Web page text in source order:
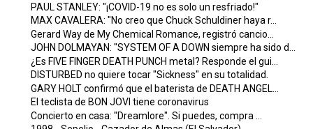
PAUL STANLEY: "¡COVID-19 no es solo un resfriado!"
MAX CAVALERA: "No creo que Chuck Schuldiner haya r...
Gerard Way de My Chemical Romance, registró cancio...
JOHN DOLMAYAN: "SYSTEM OF A DOWN siempre ha sido d...
¿Es FIVE FINGER DEATH PUNCH metal? Responde el gui...
DISTURBED no quiere tocar "Sickness" en su totalidad.
GARY HOLT confirmó que el baterista de DEATH ANGEL...
El teclista de BON JOVI tiene coronavirus
Concierto en casa: "Dreamlore". Si puedes, compra ...